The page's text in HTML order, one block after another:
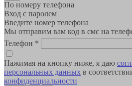
По номеру телефона
Вход с паролем
Введите номер телефона
Мы отправим вам код в смс на
Телефон *
Нажимая на кнопку ниже, я даю
персональных данных в
конфиденциальности